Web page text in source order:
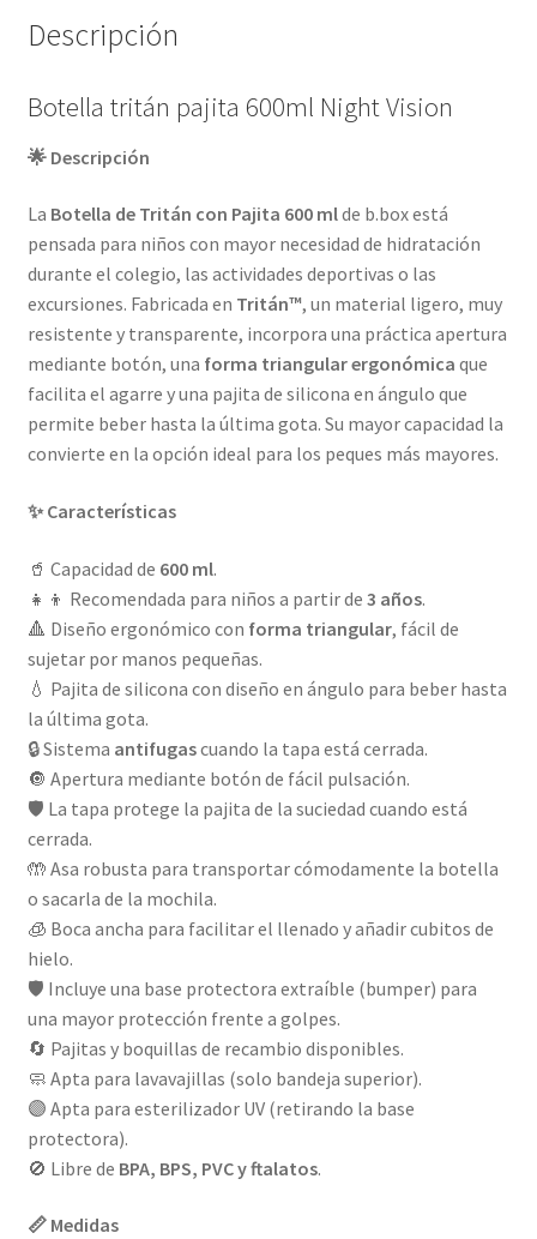
Descripción
Botella tritán pajita 600ml Night Vision
🌟 Descripción
La Botella de Tritán con Pajita 600 mlde b.box está
pensada para niños con mayor necesidad de hidratación
durante el colegio, las actividades deportivas o las
excursiones. Fabricada en Tritán™, un material ligero, muy
resistente y transparente, incorpora una práctica apertura
mediante botón, una forma triangular ergonómica que
facilita el agarre y una pajita de silicona en ángulo que
permite beber hasta la última gota. Su mayor capacidad la
convierte en la opción ideal para los peques más mayores.
✨ Características
🥤 Capacidad de 600 ml.
👧👦 Recomendada para niños a partir de 3 años.
🔺 Diseño ergonómico con forma triangular, fácil de
sujetar por manos pequeñas.
💧 Pajita de silicona con diseño en ángulo para beber hasta
la última gota.
🔒 Sistema antifugascuando la tapa está cerrada.
🔘 Apertura mediante botón de fácil pulsación.
🛡️ La tapa protege la pajita de la suciedad cuando está
cerrada.
🤲 Asa robusta para transportar cómodamente la botella
o sacarla de la mochila.
🧊 Boca ancha para facilitar el llenado y añadir cubitos de
hielo.
🛡️ Incluye una base protectora extraíble (bumper) para
una mayor protección frente a golpes.
🔄 Pajitas y boquillas de recambio disponibles.
🧼 Apta para lavavajillas (solo bandeja superior).
🟣 Apta para esterilizador UV (retirando la base
protectora).
🚫 Libre de BPA, BPS, PVC y ftalatos.
📏 Medidas